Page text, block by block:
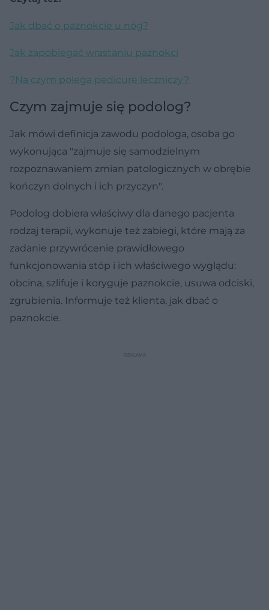
Jak dbać o paznokcie u nóg?
Jak zapobiegać wrastaniu paznokci
?Na czym polega pedicure leczniczy?
Czym zajmuje się podolog?
Jak mówi definicja zawodu podologa, osoba go
wykonująca "zajmuje się samodzielnym
rozpoznawaniem zmian patologicznych w obrębie
kończyn dolnych i ich przyczyn".
Podolog dobiera właściwy dla danego pacjenta
rodzaj terapii, wykonuje też zabiegi, które mają za
zadanie przywrócenie prawidłowego
funkcjonowania stóp i ich właściwego wyglądu:
obcina, szlifuje i koryguje paznokcie, usuwa odciski,
zgrubienia. Informuje też klienta, jak dbać o
paznokcie.